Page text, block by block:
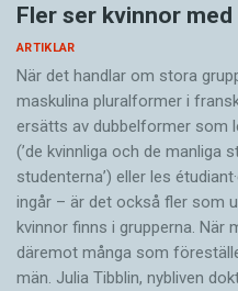
Fler ser kvinnor
ARTIKLAR
När det handlar om stora
maskulina pluralformer i
ersätts av dubbel­former som
(’de kvinnliga och de manliga
studenterna’) eller les
ingår – är det också fler som
kvinnor finns i grupperna. När
där­emot många som
män. Julia Tibblin, nybliven